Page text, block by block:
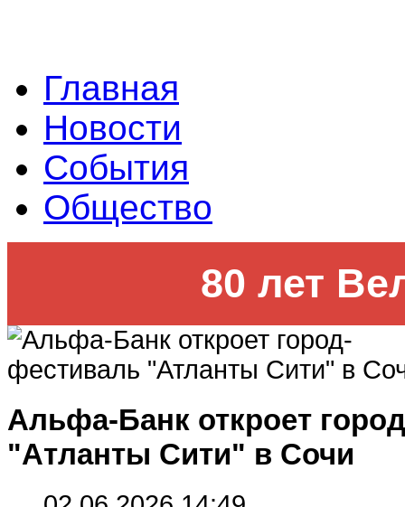
Главная
Новости
События
Общество
80 лет
Альфа-Банк откроет
"Атланты Сити" в Сочи